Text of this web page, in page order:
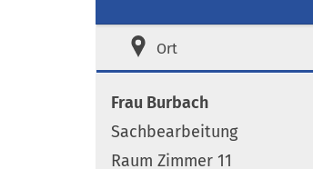
Ort
Frau Burbach
Sachbearbeitung
Raum Zimmer 11